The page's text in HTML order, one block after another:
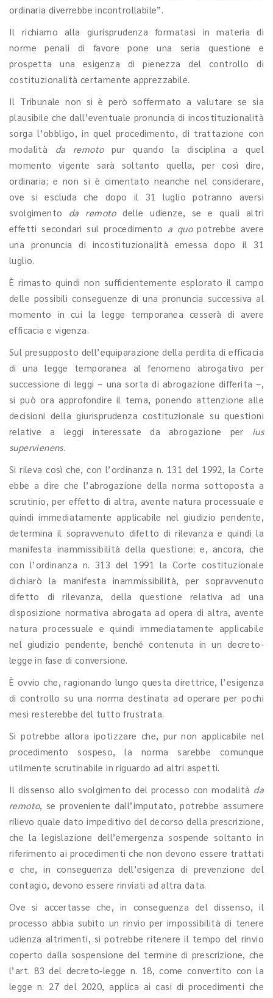
ordinaria diverrebbe incontrollabile”.
Il richiamo alla giurisprudenza formatasi in materia di
norme penali di favore pone una seria questione e
prospetta una esigenza di pienezza del controllo di
costituzionalità certamente apprezzabile.
Il Tribunale non si è però soffermato a valutare se sia
plausibile che dall’eventuale pronuncia di incostituzionalità
sorga l’obbligo, in quel procedimento, di trattazione con
modalità da remotopur quando la disciplina a quel
momento vigente sarà soltanto quella, per così dire,
ordinaria; e non si è cimentato neanche nel considerare,
ove si escluda che dopo il 31 luglio potranno aversi
svolgimento da remotodelle udienze, se e quali altri
effetti secondari sul procedimento a quopotrebbe avere
una pronuncia di incostituzionalità emessa dopo il 31
luglio.
È rimasto quindi non sufficientemente esplorato il campo
delle possibili conseguenze di una pronuncia successiva al
momento in cui la legge temporanea cesserà di avere
efficacia e vigenza.
Sul presupposto dell’equiparazione della perdita di efficacia
di una legge temporanea al fenomeno abrogativo per
successione di leggi – una sorta di abrogazione differita –,
si può ora approfondire il tema, ponendo attenzione alle
decisioni della giurisprudenza costituzionale su questioni
relative a leggi interessate da abrogazione per ius
supervienens.
Si rileva così che, con l’ordinanza n. 131 del 1992, la Corte
ebbe a dire che l’abrogazione della norma sottoposta a
scrutinio, per effetto di altra, avente natura processuale e
quindi immediatamente applicabile nel giudizio pendente,
determina il sopravvenuto difetto di rilevanza e quindi la
manifesta inammissibilità della questione; e, ancora, che
con l’ordinanza n. 313 del 1991 la Corte costituzionale
dichiarò la manifesta inammissibilità, per sopravvenuto
difetto di rilevanza, della questione relativa ad una
disposizione normativa abrogata ad opera di altra, avente
natura processuale e quindi immediatamente applicabile
nel giudizio pendente, benché contenuta in un decreto-
legge in fase di conversione.
È ovvio che, ragionando lungo questa direttrice, l’esigenza
di controllo su una norma destinata ad operare per pochi
mesi resterebbe del tutto frustrata.
Si potrebbe allora ipotizzare che, pur non applicabile nel
procedimento sospeso, la norma sarebbe comunque
utilmente scrutinabile in riguardo ad altri aspetti.
Il dissenso allo svolgimento del processo con modalità da
remoto, se proveniente dall’imputato, potrebbe assumere
rilievo quale dato impeditivo del decorso della prescrizione,
che la legislazione dell’emergenza sospende soltanto in
riferimento ai procedimenti che non devono essere trattati
e che, in conseguenza dell’esigenza di prevenzione del
contagio, devono essere rinviati ad altra data.
Ove si accertasse che, in conseguenza del dissenso, il
processo abbia subìto un rinvio per impossibilità di tenere
udienza altrimenti, si potrebbe ritenere il tempo del rinvio
coperto dalla sospensione del termine di prescrizione, che
l’art. 83 del decreto-legge n. 18, come convertito con la
legge n. 27 del 2020, applica ai casi di procedimenti che